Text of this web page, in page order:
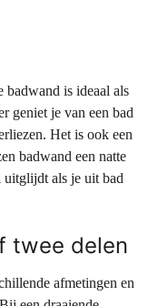
badwand is ideaal als
geniet je van een bad
Het is ook een
badwand een natte
als je uit bad
twee delen
afmetingen en